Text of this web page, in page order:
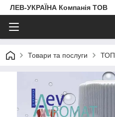
ЛЕВ-УКРАЇНА Компанія ТОВ
Товари та послуги ТОП